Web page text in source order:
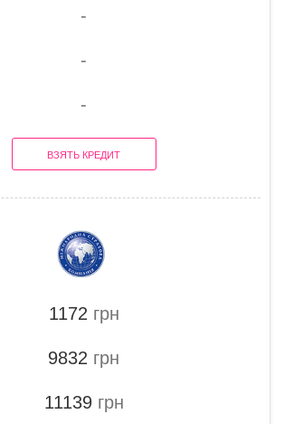
-
-
-
ВЗЯТЬ КРЕДИТ
1172 грн
9832 грн
11139грн